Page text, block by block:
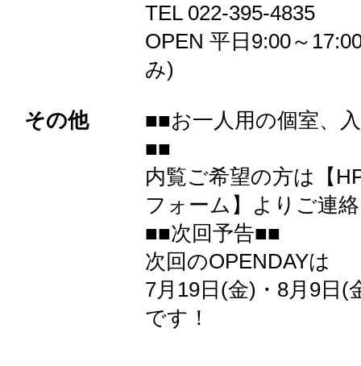
TEL 022-395-4835
OPEN 平日9:00～
み)
その他
■■お一人用の個室、
■■
内覧ご希望の方は【
フォーム】よりご連
■■次回予告■■
次回のOPENDAYは
7月19日(金)・8月9日(
です！